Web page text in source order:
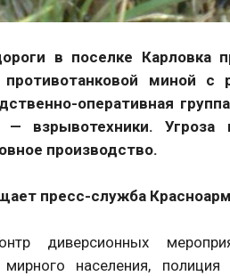
в поселке Карловка
противотанковой миной
оперативная
— взрывотехники. Угроза
производство.
пресс-служба
диверсионных
мирного населения,